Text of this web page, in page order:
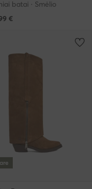
batai · Smėlio
€